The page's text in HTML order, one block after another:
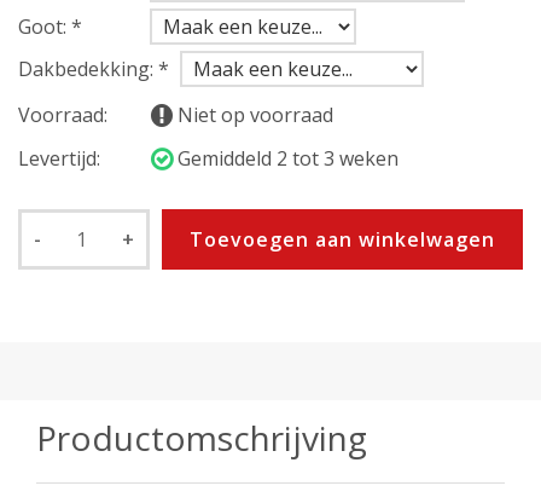
Goot: *
Dakbedekking: *
Voorraad:
Niet op voorraad
Levertijd:
Gemiddeld 2 tot 3 weken
- + Toevoegen aan winkelwagen
Productomschrijving